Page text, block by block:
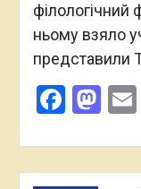
філологічний
ньому взяло
представили